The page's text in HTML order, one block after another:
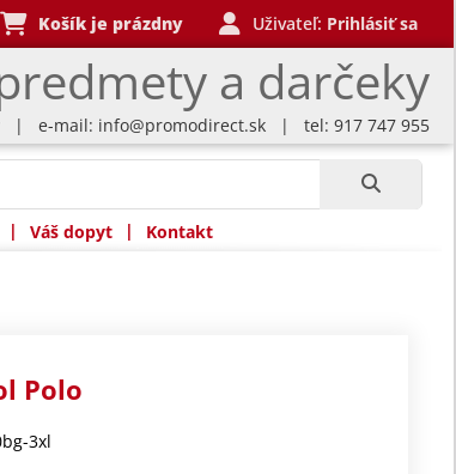
a darčeky
Košík je prázdny Uživateľ: Prihlásiť sa
| e-mail: info@promodirect.sk | tel: 917 747 955
| Váš dopyt | Kontakt
Polo
3xl